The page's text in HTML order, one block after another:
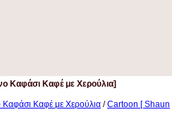
Καφάσι Καφέ με Χερούλια]
Καφάσι Καφέ με Χερούλια /Cartoon [ Shaun